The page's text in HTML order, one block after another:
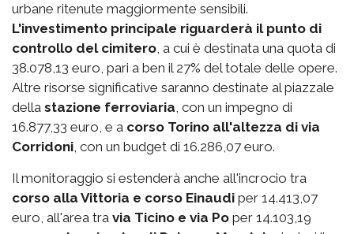
urbane ritenute maggiormente sensibili.
L'investimento principale riguarderà il punto di
controllo del cimitero, a cui è destinata una quota di
38.078,13 euro, pari a ben il 27% del totale delle opere.
Altre risorse significative saranno destinate al piazzale
della stazione ferroviaria, con un impegno di
16.877,33 euro, e a corso Torino all'altezza di via
Corridoni, con un budget di 16.286,07 euro.
Il monitoraggio si estenderà anche all'incrocio tra
corso alla Vittoria e corso Einaudi per 14.413,07
euro, all'area tra via Ticino e via Po per 14.103,19